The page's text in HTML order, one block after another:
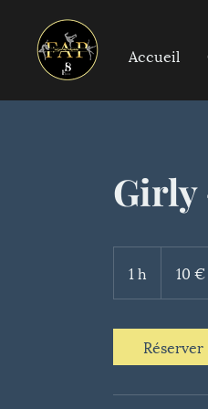
Accueil
Girly
1 h 10 €
Réserver